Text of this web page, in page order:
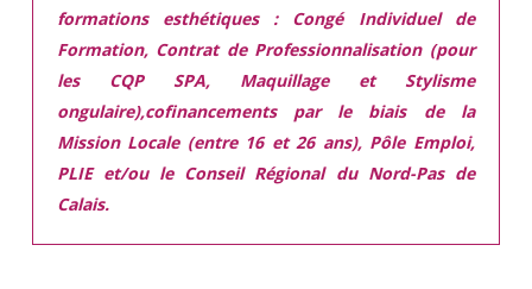
formations esthétiques :Congé Individuel de
Formation, Contrat de Professionnalisation (pour
les CQP SPA, Maquillage et Stylisme
ongulaire),cofinancements par le biais de la
Mission Locale (entre 16 et 26 ans), Pôle Emploi,
PLIE et/ou le Conseil Régional du Nord-Pas de
Calais.